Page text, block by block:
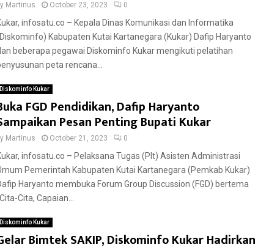
Martinus October 23, 2023 0
infosatu.co – Kepala Dinas Komunikasi dan Informatika
Kabupaten Kutai Kartanegara (Kukar) Dafip Haryanto
beberapa pegawai Diskominfo Kukar mengikuti pelatihan
peta rencana...
Diskominfo Kukar
FGD Pendidikan, Dafip Haryanto
Pesan Penting Bupati Kukar
Martinus October 21, 2023 0
infosatu.co – Pelaksana Tugas (Plt) Asisten Administrasi
Pemerintah Kabupaten Kutai Kartanegara (Pemkab Kukar)
Haryanto membuka Forum Group Discussion (FGD) bertema
Cita, Capaian...
Diskominfo Kukar
Bimtek SAKIP, Diskominfo Kukar Hadirkan